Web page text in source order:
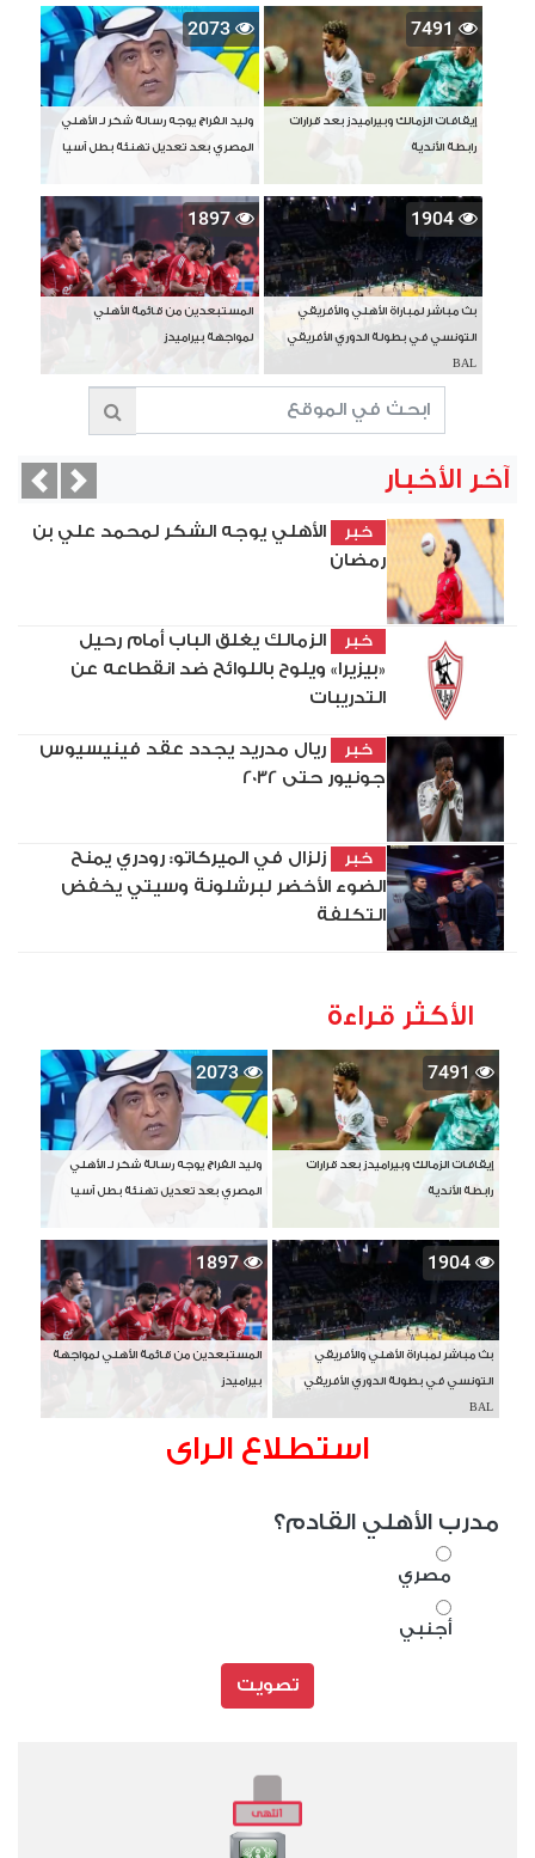
7491
إيقافات الزمالك وبيراميدز بعد قرارات
رابطة الأندية
2073
وليد الفراج يوجه رسالة شكر لـ الأهلي
المصري بعد تعديل تهنئة بطل آسيا
1904
بث مباشر لمباراة الأهلي والأفريقي
التونسي في بطولة الدوري الأفريقي
BAL
1897
المستبعدين من قائمة الأهلي
لمواجهة بيراميدز
آخر الأخبار
خبر
الأهلي يوجه الشكر لمحمد علي بن
رمضان
خبر
الزمالك يغلق الباب أمام رحيل
«بيزيرا» ويلوح باللوائح ضد انقطاعه عن
التدريبات
خبر
ريال مدريد يجدد عقد فينيسيوس
جونيور حتى 2032
خبر
زلزال في الميركاتو: رودري يمنح
الضوء الأخضر لبرشلونة وسيتي يخفض
التكلفة
Next
الأكثر قراءة
7491
إيقافات الزمالك وبيراميدز بعد قرارات
رابطة الأندية
2073
وليد الفراج يوجه رسالة شكر لـ الأهلي
المصري بعد تعديل تهنئة بطل آسيا
1904
بث مباشر لمباراة الأهلي والأفريقي
التونسي في بطولة الدوري الأفريقي
BAL
1897
المستبعدين من قائمة الأهلي لمواجهة
بيراميدز
استطلاع الراى
مدرب الأهلي القادم؟
مصري
أجنبي
تصويت